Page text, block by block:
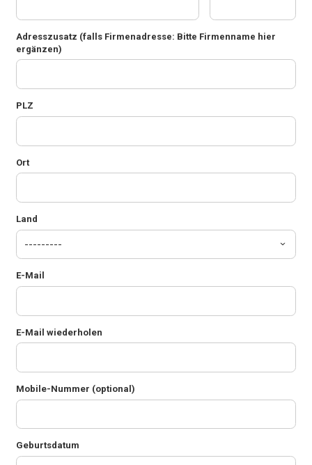
Adresszusatz (falls Firmenadresse: Bitte Firmenname hier
ergänzen)
PLZ
Ort
Land
E-Mail
E-Mail wiederholen
Mobile-Nummer (optional)
Geburtsdatum